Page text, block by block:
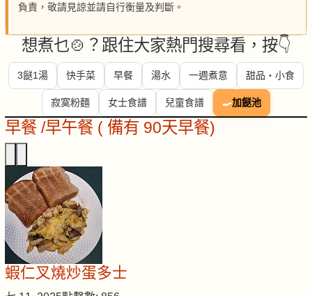
負責，敬請見諒並請自行衡量及判斷。
想煮乜🍲？跟住大家熱門搜尋看，按👇
3餸1湯 快手菜 早餐 湯水 一週煮意 甜品・小食
寂寞粉麵 女士食譜 兒童食譜 🍳加餸池
早餐 /早午餐 ( 備有 90天早餐)
蝦仁叉燒炒蛋多士